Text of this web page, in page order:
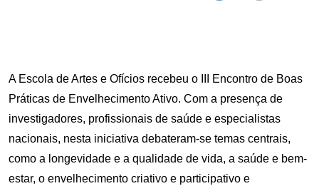
A Escola de Artes e Ofícios recebeu o III Encontro de Boas
Práticas de Envelhecimento Ativo. Com a presença de
investigadores, profissionais de saúde e especialistas
nacionais, nesta iniciativa debateram-se temas centrais,
como a longevidade e a qualidade de vida, a saúde e bem-
estar, o envelhecimento criativo e participativo e